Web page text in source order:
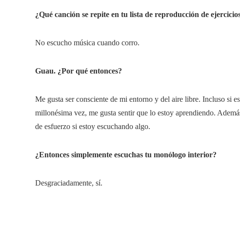
¿Qué canción se repite en tu lista de reproducción de
No escucho música cuando corro.
Guau. ¿Por qué entonces?
Me gusta ser consciente de mi entorno y del aire libre. Incluso si
millonésima vez, me gusta sentir que lo estoy aprendiendo.
de esfuerzo si estoy escuchando algo.
¿Entonces simplemente escuchas tu monólogo interior?
Desgraciadamente, sí.